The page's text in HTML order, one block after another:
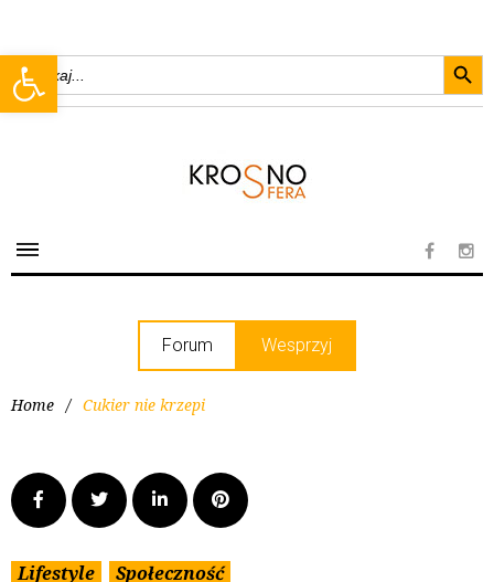
Open toolbar
Search
for:
Forum Wesprzyj
Home / Cukier nie krzepi
Lifestyle Społeczność